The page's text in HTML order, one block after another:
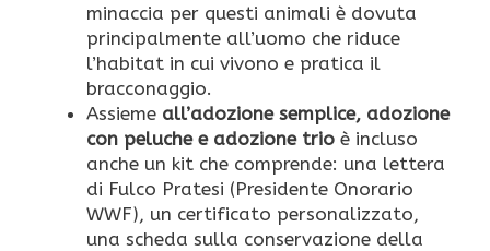
minaccia per questi animali è dovuta
principalmente all’uomo che riduce
l’habitat in cui vivono e pratica il
bracconaggio.
Assieme all’adozione semplice, adozione
con peluche e adozione trio è incluso
anche un kit che comprende: una lettera
di Fulco Pratesi (Presidente Onorario
WWF), un certificato personalizzato,
una scheda sulla conservazione della